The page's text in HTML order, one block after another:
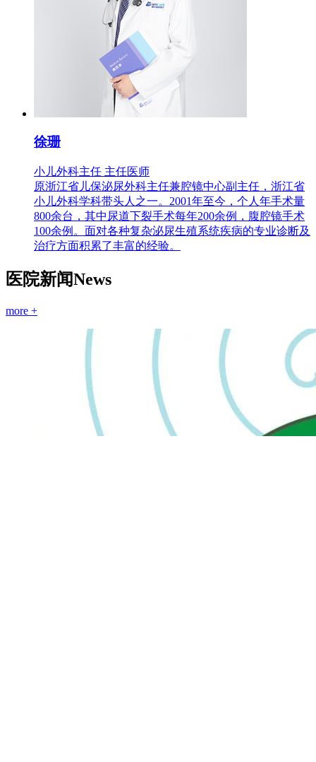
徐珊
小儿外科主任 主任医师
原浙江省儿保泌尿外科主任兼腔镜中心副主任，浙江省
小儿外科学科带头人之一。2001年至今，个人年手术量
800余台，其中尿道下裂手术每年200余例，腹腔镜手术
100余例。面对各种复杂泌尿生殖系统疾病的专业诊断及
治疗方面积累了丰富的经验。
医院新闻News
more +